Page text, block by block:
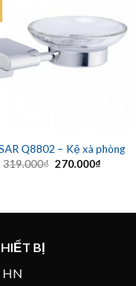
Q8802 – Kệ xà phòng
319.000₫ Giá
270.000₫Giá
BỊ
HN